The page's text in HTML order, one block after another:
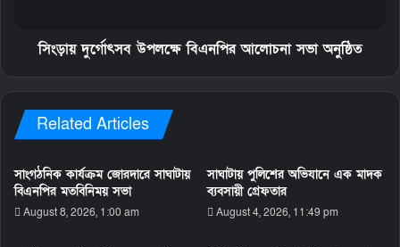
সিংড়ায় দুর্গোৎসব উপলক্ষে বিএনপির আলোচনা সভা অনুষ্ঠিত
Related Articles
সাংগঠনিক কার্যক্রম জোরদারে সাঘাটায়
বিএনপির মতবিনিময় সভা
August 8, 2026, 1:00 am
সাঘাটায় পুলিশের অভিযানে এক মাদক
ব্যবসায়ী গ্রেফতার
August 4, 2026, 11:49 pm